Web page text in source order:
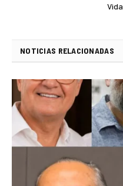
Vida
NOTICIAS RELACIONADAS